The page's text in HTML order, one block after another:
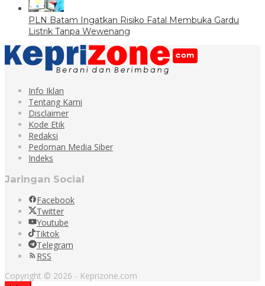
PLN Batam Ingatkan Risiko Fatal Membuka Gardu
Listrik Tanpa Wewenang
Info Iklan
Tentang Kami
Disclaimer
Kode Etik
Redaksi
Pedoman Media Siber
Indeks
Jaringan Social
Facebook
Twitter
Youtube
Tiktok
Telegram
RSS
Copyright © 2026 - Keprizone.com